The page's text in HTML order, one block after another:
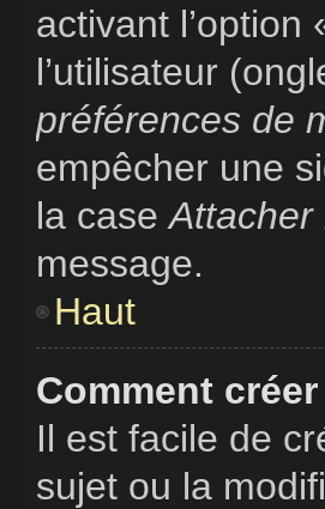
activant
l’utilisateur
préférences de
empêcher une
la caseAttacher
message.
Haut
Comment
Il est facile de
sujet ou la